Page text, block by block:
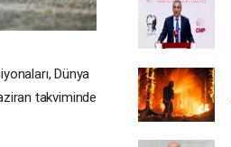
Dünya
takviminde